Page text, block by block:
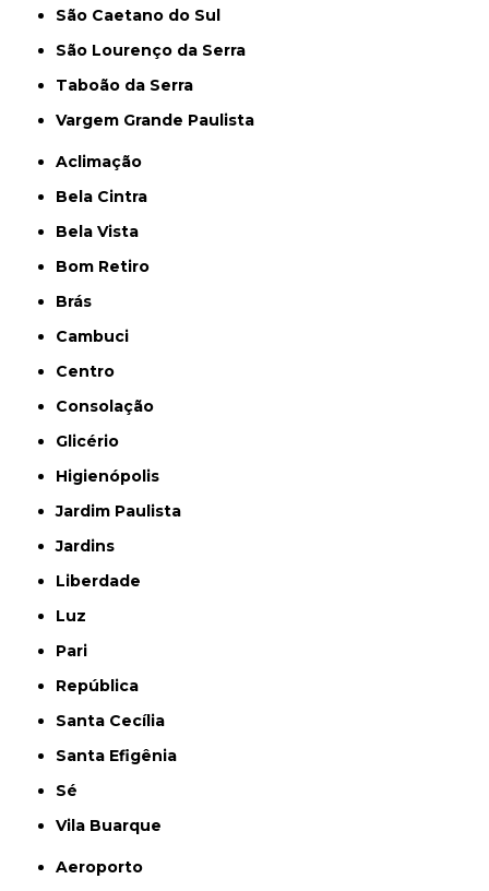
São Caetano do Sul
São Lourenço da Serra
Taboão da Serra
Vargem Grande Paulista
Aclimação
Bela Cintra
Bela Vista
Bom Retiro
Brás
Cambuci
Centro
Consolação
Glicério
Higienópolis
Jardim Paulista
Jardins
Liberdade
Luz
Pari
República
Santa Cecília
Santa Efigênia
Sé
Vila Buarque
Aeroporto